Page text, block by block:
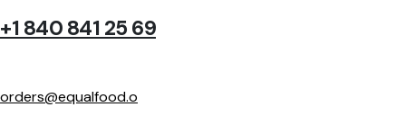
+1 840 841 25 69
orders@equalfood.o